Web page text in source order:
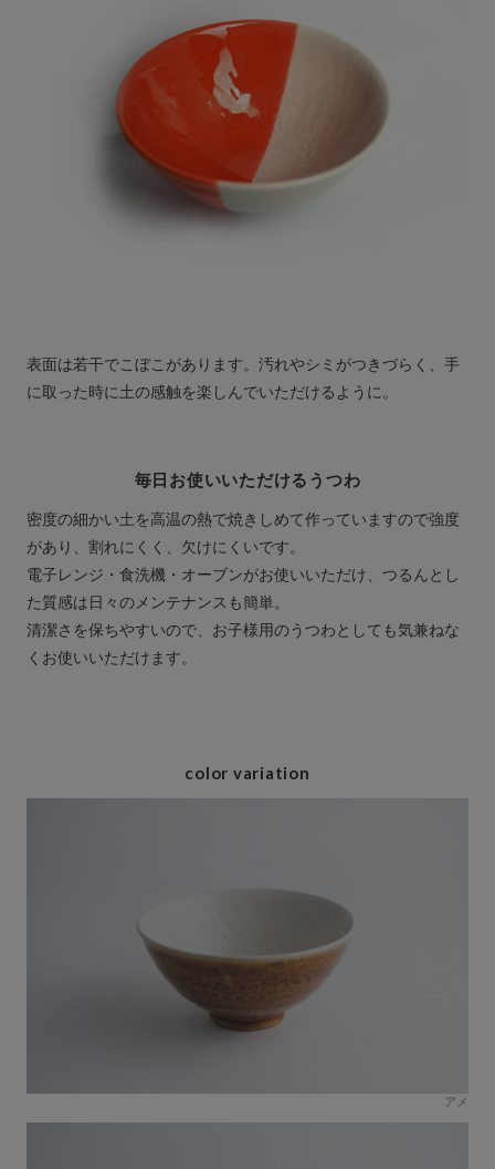
表面は若干でこぼこがあります。汚れやシミがつきづらく、手
に取った時に土の感触を楽しんでいただけるように。
毎日お使いいただけるうつわ
密度の細かい土を高温の熱で焼きしめて作っていますので強度
があり、割れにくく、欠けにくいです。
電子レンジ・食洗機・オーブンがお使いいただけ、つるんとし
た質感は日々のメンテナンスも簡単。
清潔さを保ちやすいので、お子様用のうつわとしても気兼ねな
くお使いいただけます。
color variation
アメ